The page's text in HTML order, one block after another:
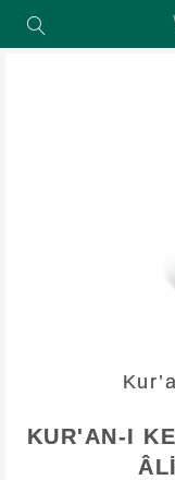
KUR'AN-I